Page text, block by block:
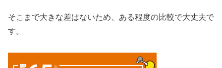
そこまで大きな差はないため、ある程度の比較で大丈夫で
す。